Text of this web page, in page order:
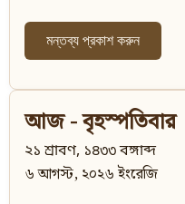
আজ - বৃহস্পতিবার
২১ শ্রাবণ, ১৪৩৩ বঙ্গাব্দ
৬ আগস্ট, ২০২৬ ইংরেজি